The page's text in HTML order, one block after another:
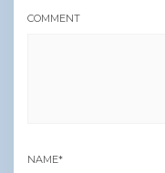
COMMENT
NAME*